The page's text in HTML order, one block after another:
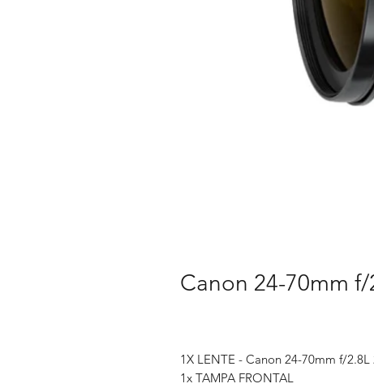
Canon 24-70mm f/
1X LENTE - Canon 24-70mm f/2.8L
1x TAMPA FRONTAL